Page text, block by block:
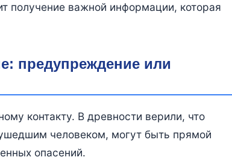
получение важной информации, которая
предупреждение или
контакту. В древности верили, что
человеком, могут быть прямой
опасений.